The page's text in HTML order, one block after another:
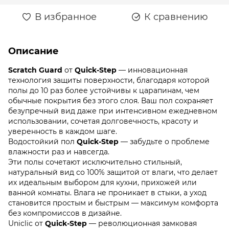
В избранное К сравнению
Описание
Scratch Guard от Quick-Step — инновационная
технология защиты поверхности, благодаря которой
полы до 10 раз более устойчивы к царапинам, чем
обычные покрытия без этого слоя. Ваш пол сохраняет
безупречный вид даже при интенсивном ежедневном
использовании, сочетая долговечность, красоту и
уверенность в каждом шаге.
Водостойкий пол Quick-Step — забудьте о проблеме
влажности раз и навсегда.
Эти полы сочетают исключительно стильный,
натуральный вид со 100% защитой от влаги, что делает
их идеальным выбором для кухни, прихожей или
ванной комнаты. Влага не проникает в стыки, а уход
становится простым и быстрым — максимум комфорта
без компромиссов в дизайне.
Uniclic от Quick-Step — революционная замковая